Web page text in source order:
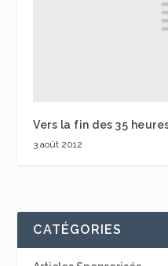
Vers la fin des 35
3 août 2012
CATÉGORIES